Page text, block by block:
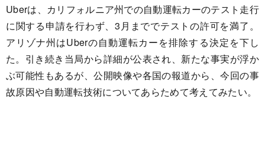
Uberは、カリフォルニア州での自動運転カーのテスト走行
に関する申請を行わず、3月まででテストの許可を満了。
アリゾナ州はUberの自動運転カーを排除する決定を下し
た。引き続き当局から詳細が公表され、新たな事実が浮か
ぶ可能性もあるが、公開映像や各国の報道から、今回の事
故原因や自動運転技術についてあらためて考えてみたい。